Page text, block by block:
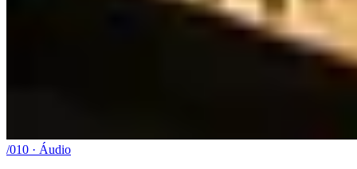
/010 · Áudio